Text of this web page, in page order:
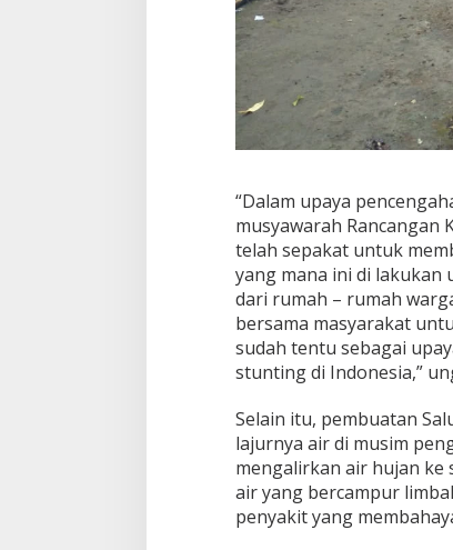
“Dalam upaya
musyawarah Rancangan
telah sepakat untuk
yang mana ini di lakukan
dari rumah – rumah
bersama masyarakat
sudah tentu sebagai
stunting di Indonesia,”
Selain itu, pembuatan
lajurnya air di musim
mengalirkan air hujan
air yang bercampur
penyakit yang